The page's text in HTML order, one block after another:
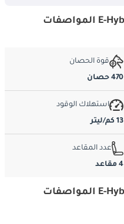
بورش باناميرا 4 E-Hybrid Executive المواصفات
قوة الحصان
470 حصان
استهلاك الوقود
13 كم/ليتر
عدد المقاعد
4 مقاعد
بورش باناميرا 4 E-Hybrid Executive المواصفات